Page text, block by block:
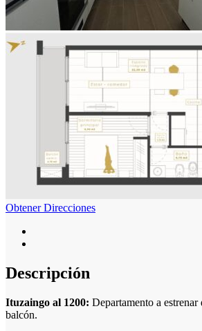
Obtener Direcciones
Descripción
Ituzaingo al 1200: Departamento a
balcón.